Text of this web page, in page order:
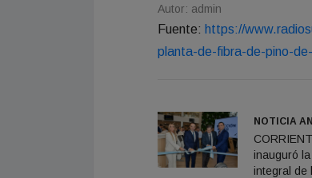
Autor: admin
Fuente: https://
planta-de-fibra-de-pino-
NOTICIA
inauguró
integral de